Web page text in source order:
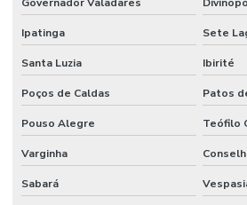
Limpeza Profunda De Ambientes
Limpeza Profunda De Ambientes
Limpeza Técnica De Ambientes
Limpeza Técnica De Ambientes Industriais
Limpeza Técnica De Indústrias E Escritórios
Manutenção corporativa
Ipatinga Sete
Santa Luzia Ibirité
Poços de Caldas Patos
Pouso Alegre Teófilo
Varginha
Sabará